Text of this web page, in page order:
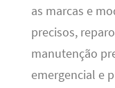
as marcas e
precisos,
manutenção
emergencial e